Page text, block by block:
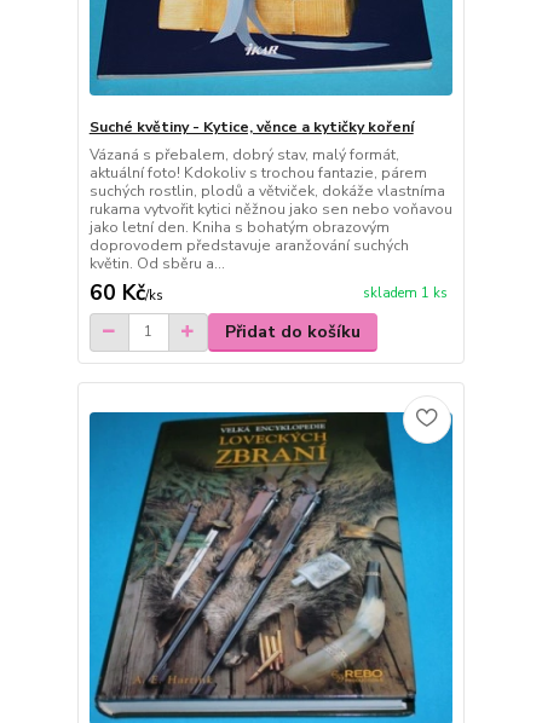
Suché květiny - Kytice, věnce a kytičky koření
Vázaná s přebalem, dobrý stav, malý formát,
aktuální foto! Kdokoliv s trochou fantazie, párem
suchých rostlin, plodů a větviček, dokáže vlastníma
rukama vytvořit kytici něžnou jako sen nebo voňavou
jako letní den. Kniha s bohatým obrazovým
doprovodem představuje aranžování suchých
květin. Od sběru a...
60 Kč/ks skladem 1 ks
Přidat do košíku